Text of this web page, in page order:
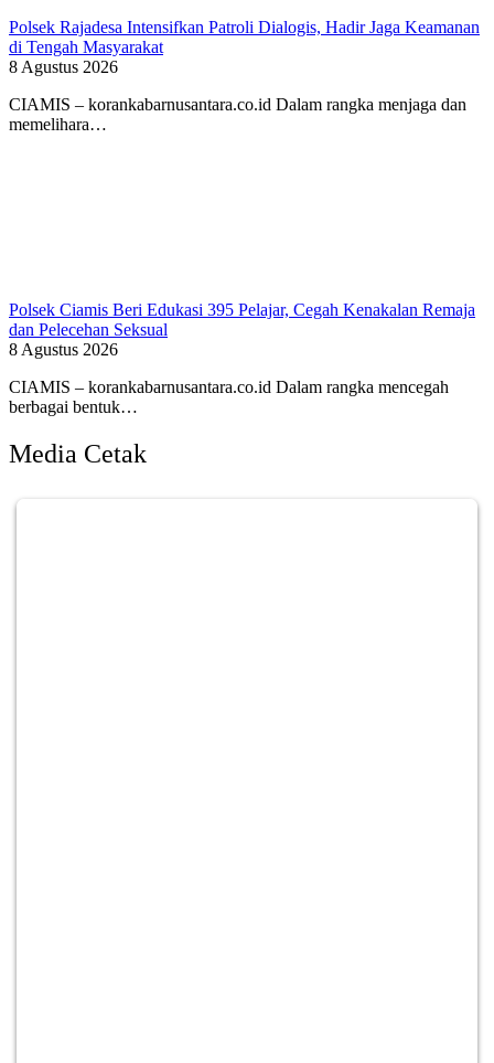
Polsek Rajadesa Intensifkan Patroli Dialogis, Hadir Jaga Keamanan
di Tengah Masyarakat
8 Agustus 2026
CIAMIS – korankabarnusantara.co.id Dalam rangka menjaga dan
memelihara…
Polsek Ciamis Beri Edukasi 395 Pelajar, Cegah Kenakalan Remaja
dan Pelecehan Seksual
8 Agustus 2026
CIAMIS – korankabarnusantara.co.id Dalam rangka mencegah
berbagai bentuk…
Media Cetak